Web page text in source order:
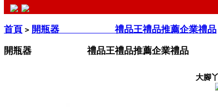
首頁 > 開瓶器 禮品王禮品推薦企業禮品
開瓶器 禮品王禮品推薦企業禮品
大腳